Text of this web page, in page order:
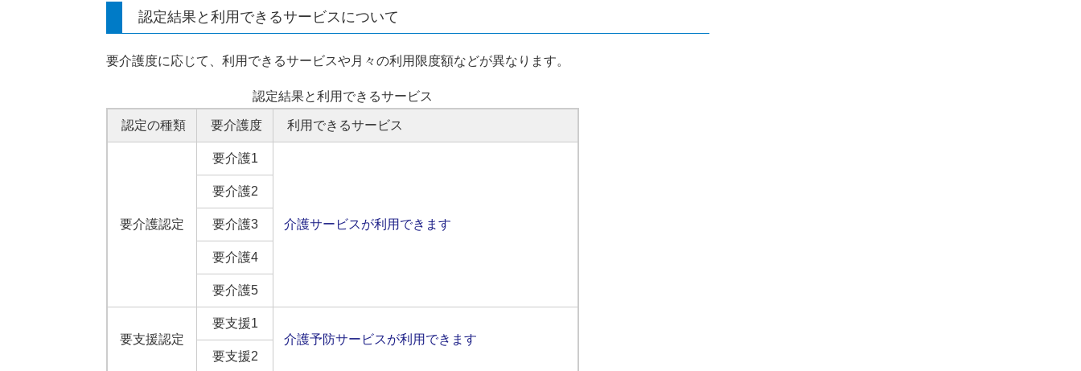
認定結果と利用できるサービスについて
要介護度に応じて、利用できるサービスや月々の利用限度額などが異なります。
認定結果と利用できるサービス
認定の種類 要介護度 利用できるサービス
要介護認定
要介護1
介護サービスが利用できます
要介護2
要介護3
要介護4
要介護5
要支援認定
要支援1
介護予防サービスが利用できます
要支援2